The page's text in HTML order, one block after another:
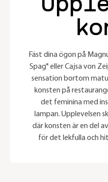
Fäst dina ögon på
Spag" eller Cajsa von
sensation bortom
konsten på
det feminina med
lampan. Upplevelsen
där konsten är en del
för det lekfulla och